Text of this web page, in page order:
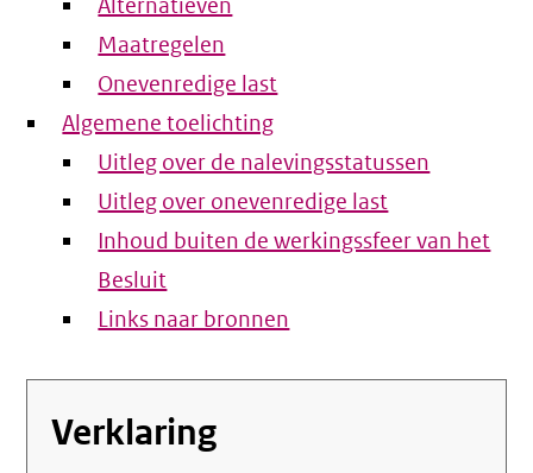
Alternatieven
Maatregelen
Onevenredige last
Algemene toelichting
Uitleg over de nalevingsstatussen
Uitleg over onevenredige last
Inhoud buiten de werkingssfeer van het
Besluit
Links naar bronnen
Verklaring